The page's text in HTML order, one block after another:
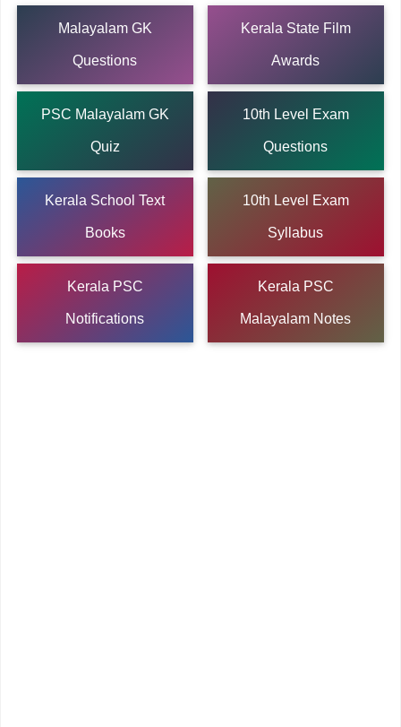
Malayalam GK
Questions
Kerala State Film
Awards
PSC Malayalam GK
Quiz
10th Level Exam
Questions
Kerala School Text
Books
10th Level Exam
Syllabus
Kerala PSC
Notifications
Kerala PSC
Malayalam Notes